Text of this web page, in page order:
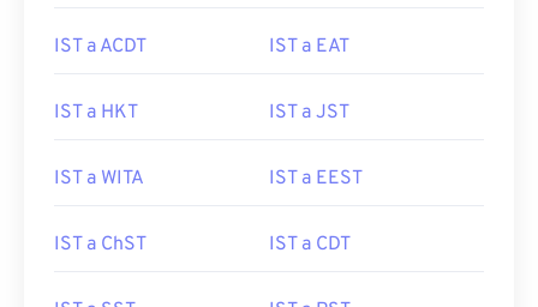
IST a ACDT IST a EAT
IST a HKT IST a JST
IST a WITA IST a EEST
IST a ChST IST a CDT